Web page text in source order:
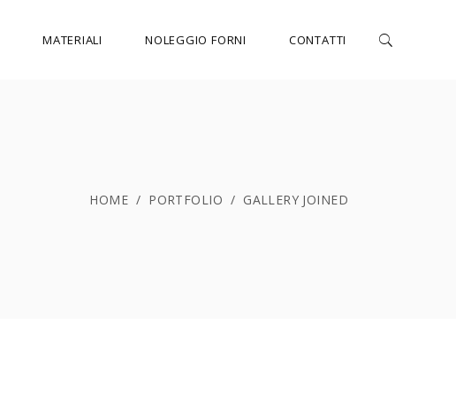
MATERIALI NOLEGGIO FORNI CONTATTI
HOME / PORTFOLIO / GALLERY JOINED